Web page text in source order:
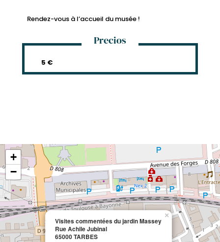
Rendez-vous à l’accueil du musée !
Precios
5 €
Visites commentées du jardin Massey
Rue Achile Jubinal
65000 TARBES
×
+
−